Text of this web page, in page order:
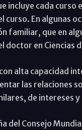
incluye cada curso
curso. En algunas
familiar, que en
en Ciencias
alta capacidad
las relaciones
de intereses
del Consejo